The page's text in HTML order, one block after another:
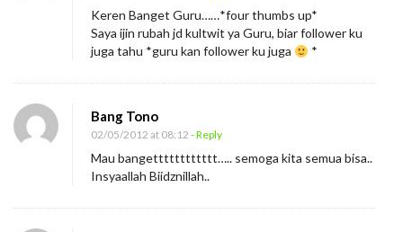
Keren Banget Guru……*four thumbs up*
Saya ijin rubah jd kultwit ya Guru, biar follower ku
juga tahu *guru kan follower ku juga
*
Bang Tono
02/05/2012 at 08:12 - Reply
Mau bangetttttttttttt….. semoga kita semua bisa..
Insyaallah Biidznillah..